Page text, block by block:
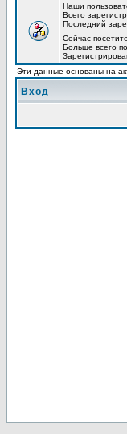
Наши
Всего
Последний
Сейчас
Больше всего
Эти данные основаны на
Вход